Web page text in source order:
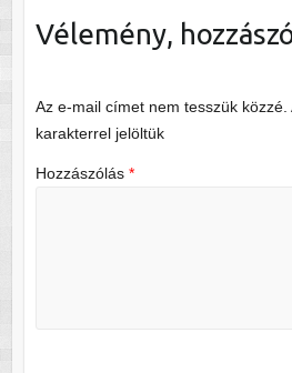
Vélemény,
Az e-mail címet nem tesszük közzé.
karakterrel jelöltük
Hozzászólás *